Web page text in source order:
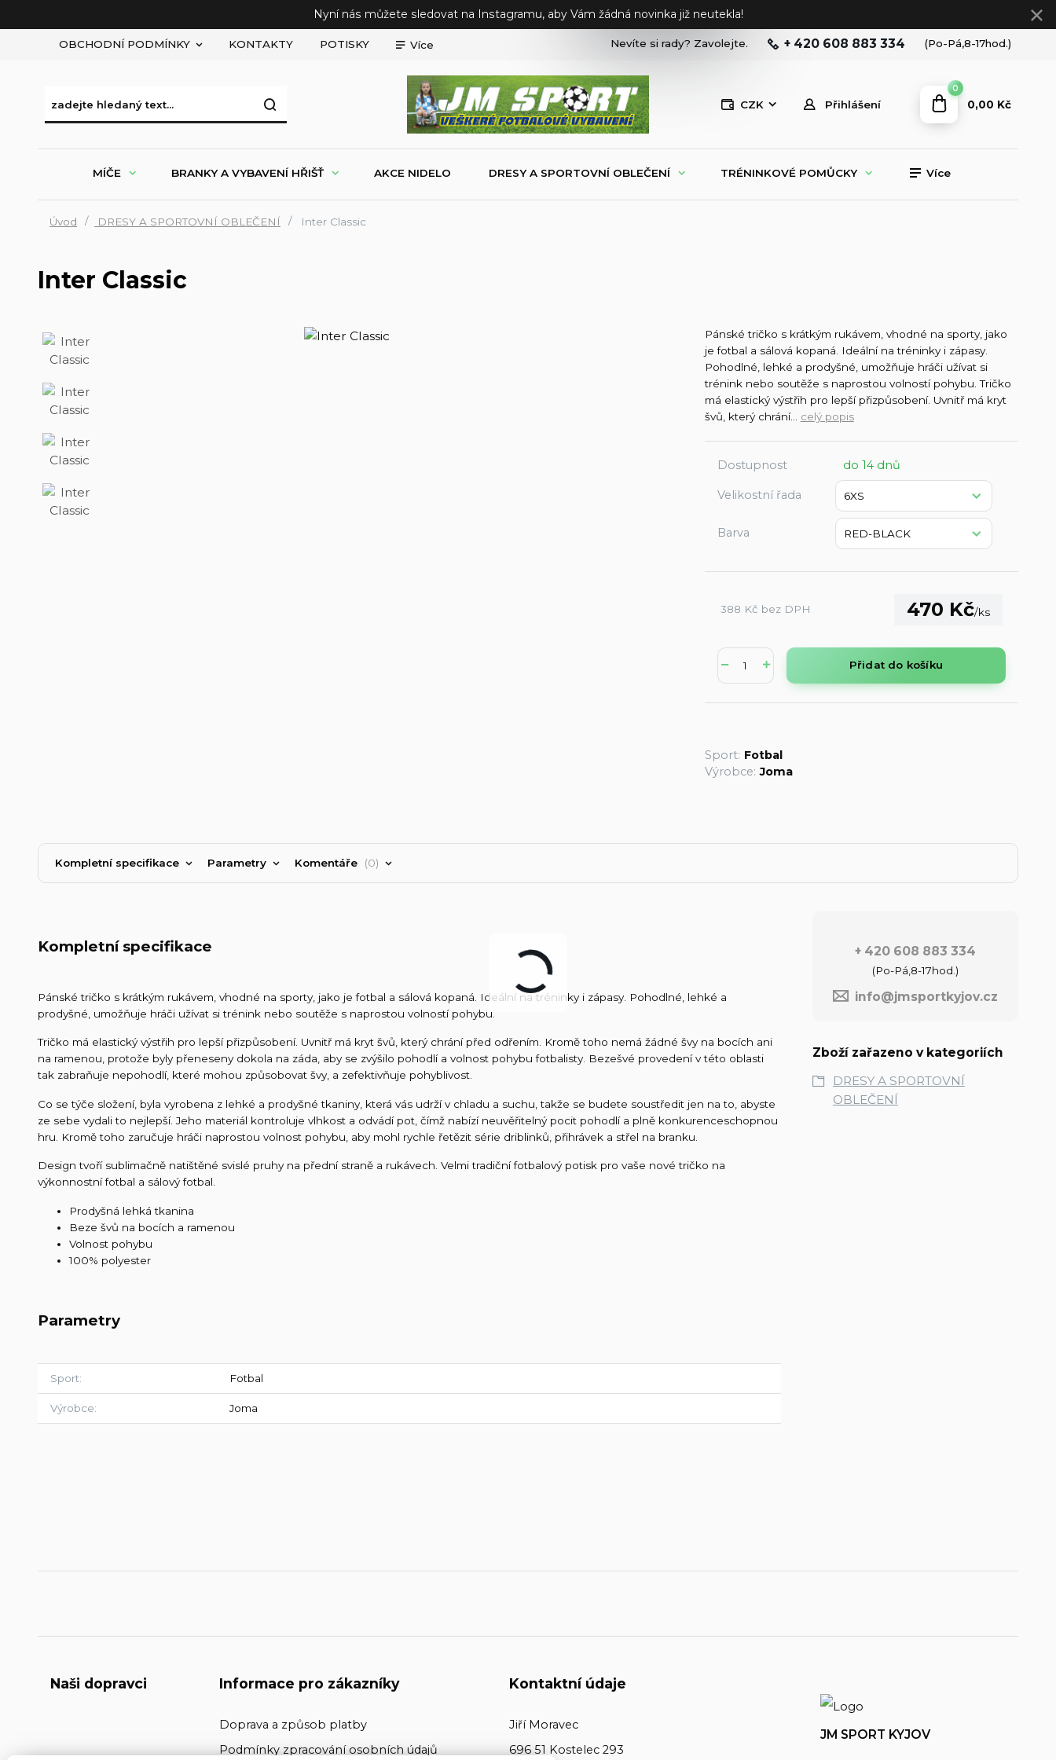
Nyní nás můžete sledovat na Instagramu, aby Vám žádná novinka již neutekla!
OBCHODNÍ PODMÍNKY KONTAKTY POTISKY Více
CZK Přihlášení
Nevíte si rady? Zavolejte. + 420 608 883 334 (Po-Pá,8-17hod.)
0
0,00 Kč
MÍČE BRANKY A VYBAVENÍ HŘIŠŤ AKCE NIDELO DRESY A SPORTOVNÍ OBLEČENÍ TRÉNINKOVÉ POMŮCKY Více
Úvod DRESY A SPORTOVNÍ OBLEČENÍ Inter Classic
Inter Classic
Pánské tričko s krátkým rukávem, vhodné na sporty, jako
je fotbal a sálová kopaná. Ideální na tréninky i zápasy.
Pohodlné, lehké a prodyšné, umožňuje hráči užívat si
trénink nebo soutěže s naprostou volností pohybu. Tričko
má elastický výstřih pro lepší přizpůsobení. Uvnitř má kryt
švů, který chrání... celý popis
Dostupnost do 14 dnů
Velikostní řada
Barva
470 Kč/ks
388 Kč bez DPH
Přidat do košíku
Sport: Fotbal
Výrobce: Joma
Kompletní specifikace Parametry Komentáře 0
Kompletní specifikace
Pánské tričko s krátkým rukávem, vhodné na sporty, jako je fotbal a sálová kopaná. Ideální na tréninky i zápasy. Pohodlné, lehké a
prodyšné, umožňuje hráči užívat si trénink nebo soutěže s naprostou volností pohybu.
Tričko má elastický výstřih pro lepší přizpůsobení. Uvnitř má kryt švů, který chrání před odřením. Kromě toho nemá žádné švy na bocích ani
na ramenou, protože byly přeneseny dokola na záda, aby se zvýšilo pohodlí a volnost pohybu fotbalisty. Bezešvé provedení v této oblasti
tak zabraňuje nepohodlí, které mohou způsobovat švy, a zefektivňuje pohyblivost.
Co se týče složení, byla vyrobena z lehké a prodyšné tkaniny, která vás udrží v chladu a suchu, takže se budete soustředit jen na to, abyste
ze sebe vydali to nejlepší. Jeho materiál kontroluje vlhkost a odvádí pot, čímž nabízí neuvěřitelný pocit pohodlí a plně konkurenceschopnou
hru. Kromě toho zaručuje hráči naprostou volnost pohybu, aby mohl rychle řetězit série driblinků, přihrávek a střel na branku.
Design tvoří sublimačně natištěné svislé pruhy na přední straně a rukávech. Velmi tradiční fotbalový potisk pro vaše nové tričko na
výkonnostní fotbal a sálový fotbal.
Prodyšná lehká tkanina
Beze švů na bocích a ramenou
Volnost pohybu
100% polyester
Parametry
Sport Fotbal
Výrobce Joma
+ 420 608 883 334
(Po-Pá,8-17hod.)
info@jmsportkyjov.cz
Zboží zařazeno v kategoriích
DRESY A SPORTOVNÍ
OBLEČENÍ
Naši dopravci Informace pro zákazníky
Doprava a způsob platby
Podmínky zpracování osobních údajů
Kontaktní údaje
Jiří Moravec
696 51 Kostelec 293
JM SPORT KYJOV